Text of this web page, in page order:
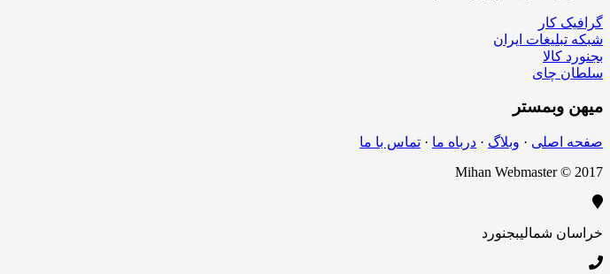
گرافیک کار
شبکه تبلیغات ایران
بجنورد کالا
سلطان چای
میهن وبمستر
صفحه اصلی · وبلاگ · درباه ما · تماس با ما
Mihan Webmaster © 2017
خراسان شمالیبجنورد